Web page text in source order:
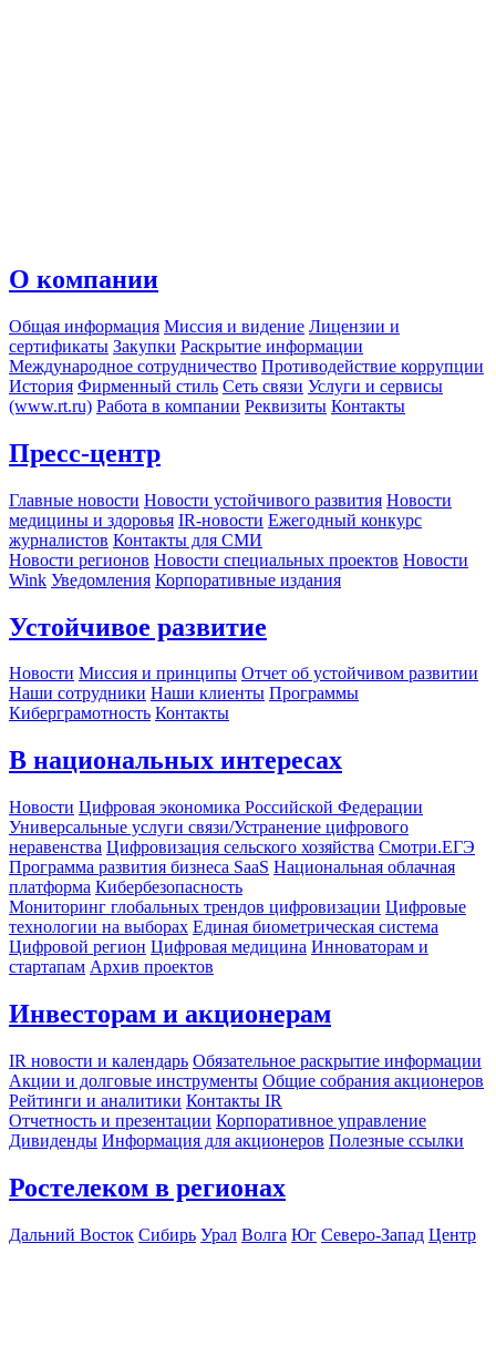
О компании
Общая информация Миссия и видение Лицензии и
сертификаты Закупки Раскрытие информации
Международное сотрудничество Противодействие коррупции
История Фирменный стиль Сеть связи Услуги и сервисы
(www.rt.ru) Работа в компании Реквизиты Контакты
Пресс-центр
Главные новости Новости устойчивого развития Новости
медицины и здоровья IR-новости Ежегодный конкурс
журналистов Контакты для СМИ
Новости регионов Новости специальных проектов Новости
Wink Уведомления Корпоративные издания
Устойчивое развитие
Новости Миссия и принципы Отчет об устойчивом развитии
Наши сотрудники Наши клиенты Программы
Киберграмотность Контакты
В национальных интересах
Новости Цифровая экономика Российской Федерации
Универсальные услуги связи/Устранение цифрового
неравенства Цифровизация сельского хозяйства Смотри.ЕГЭ
Программа развития бизнеса SaaS Национальная облачная
платформа Кибербезопасность
Мониторинг глобальных трендов цифровизации Цифровые
технологии на выборах Единая биометрическая система
Цифровой регион Цифровая медицина Инноваторам и
стартапам Архив проектов
Инвесторам и акционерам
IR новости и календарь Обязательное раскрытие информации
Акции и долговые инструменты Общие собрания акционеров
Рейтинги и аналитики Контакты IR
Отчетность и презентации Корпоративное управление
Дивиденды Информация для акционеров Полезные ссылки
Ростелеком в регионах
Дальний Восток Сибирь Урал Волга Юг Северо-Запад Центр